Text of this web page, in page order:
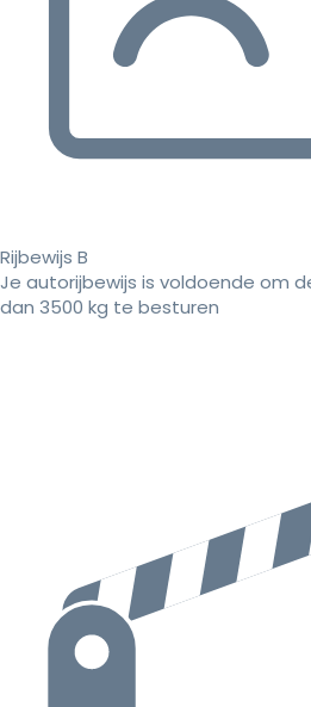
Rijbewijs B
Je autorijbewijs is voldoende om
dan 3500 kg te besturen